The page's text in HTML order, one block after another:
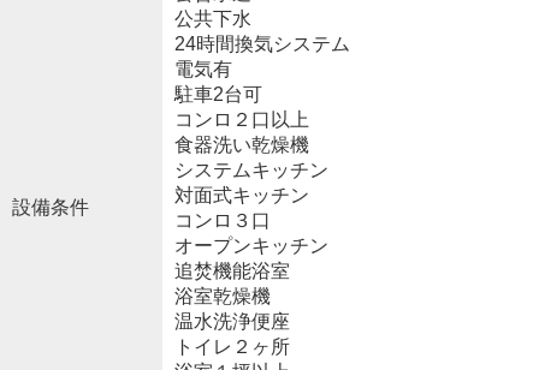
設備条件
公共下水
24時間換気システム
電気有
駐車2台可
コンロ２口以上
食器洗い乾燥機
システムキッチン
対面式キッチン
コンロ３口
オープンキッチン
追焚機能浴室
浴室乾燥機
温水洗浄便座
トイレ２ヶ所